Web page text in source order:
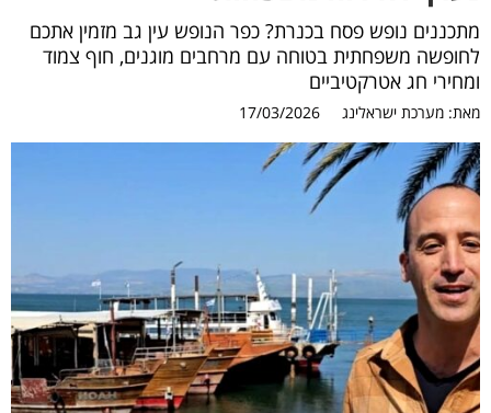
מתכננים נופש פסח בכנרת? כפר הנופש עין גב מזמין אתכם
לחופשה משפחתית בטוחה עם מרחבים מוגנים, חוף צמוד
ומחירי חג אטרקטיביים
מאת: מערכת ישראלינג 17/03/2026